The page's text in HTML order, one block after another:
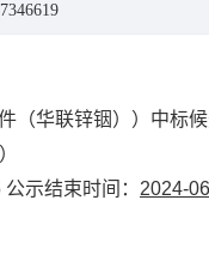
（华联锌铟））中标
示结束时间： 2024-